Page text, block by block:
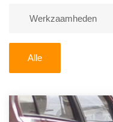
Zoekt u liever naar
U kunt er ook voor
verkopen en op te
Alle